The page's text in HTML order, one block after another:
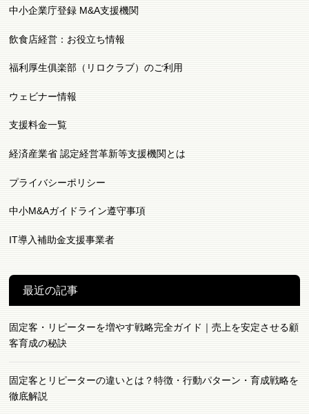
中小企業庁登録 M&A支援機関
飲食店経営：お役立ち情報
福利厚生俱楽部（リロクラブ）のご利用
ウェビナー情報
支援料金一覧
経済産業省 認定経営革新等支援機関とは
プライバシーポリシー
中小M&Aガイドライン遵守事項
IT導入補助金支援事業者
最近の記事
固定客・リピーターを増やす戦略完全ガイド｜売上を安定させる顧
客育成の秘訣
固定客とリピーターの違いとは？特徴・行動パターン・育成戦略を
徹底解説